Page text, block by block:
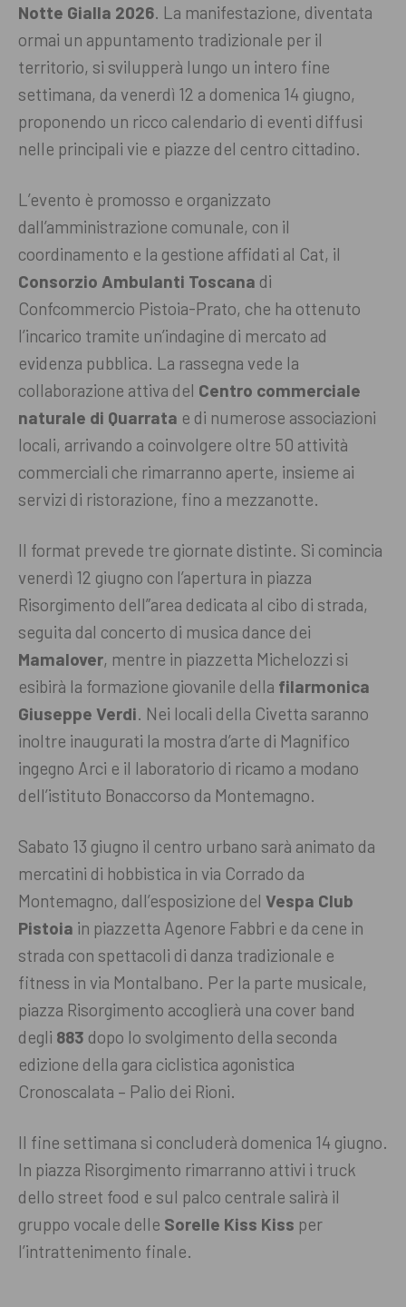
Notte Gialla 2026 . La manifestazione, diventata
ormai un appuntamento tradizionale per il
territorio, si svilupperà lungo un intero fine
settimana, da venerdì 12 a domenica 14 giugno,
proponendo un ricco calendario di eventi diffusi
nelle principali vie e piazze del centro cittadino.
L’evento è promosso e organizzato
dall’amministrazione comunale, con il
coordinamento e la gestione affidati al Cat, il
Consorzio Ambulanti Toscana di
Confcommercio Pistoia-Prato, che ha ottenuto
l’incarico tramite un’indagine di mercato ad
evidenza pubblica. La rassegna vede la
collaborazione attiva del Centro commerciale
naturale di Quarrata e di numerose associazioni
locali, arrivando a coinvolgere oltre 50 attività
commerciali che rimarranno aperte, insieme ai
servizi di ristorazione, fino a mezzanotte.
Il format prevede tre giornate distinte. Si comincia
venerdì 12 giugno con l’apertura in piazza
Risorgimento dell”area dedicata al cibo di strada,
seguita dal concerto di musica dance dei
Mamalover, mentre in piazzetta Michelozzi si
esibirà la formazione giovanile della filarmonica
Giuseppe Verdi . Nei locali della Civetta saranno
inoltre inaugurati la mostra d’arte di Magnifico
ingegno Arci e il laboratorio di ricamo a modano
dell’istituto Bonaccorso da Montemagno.
Sabato 13 giugno il centro urbano sarà animato da
mercatini di hobbistica in via Corrado da
Montemagno, dall’esposizione del Vespa Club
Pistoia in piazzetta Agenore Fabbri e da cene in
strada con spettacoli di danza tradizionale e
fitness in via Montalbano. Per la parte musicale,
piazza Risorgimento accoglierà una cover band
degli 883 dopo lo svolgimento della seconda
edizione della gara ciclistica agonistica
Cronoscalata – Palio dei Rioni.
Il fine settimana si concluderà domenica 14 giugno.
In piazza Risorgimento rimarranno attivi i truck
dello street food e sul palco centrale salirà il
gruppo vocale delle Sorelle Kiss Kiss per
l’intrattenimento finale.